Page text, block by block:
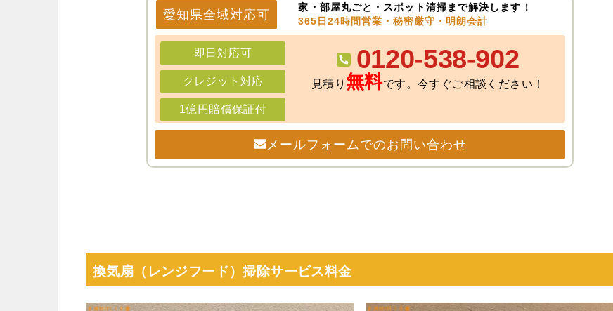
愛知県全域対応可
家・部屋丸ごと・スポット清掃まで解決します！
365日24時間営業・秘密厳守・明朗会計
即日対応可
クレジット対応
1億円賠償保証付
0120-538-902
見積り 無料です。今すぐご相談ください！
メールフォームでのお問い合わせ
換気扇（レンジフード）掃除サービス料金